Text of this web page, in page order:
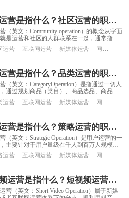
社区运营是指什么？社区运营的职能、工作内容及能力要求
（英文：Community operation）的概念从字面
就是运营和社区的人群联系在一起，通常指的
者向社区消费者所进行......
运营 互联网运营 新媒体运营 网络运营
品类运营是指什么？品类运营的职能、工作内容及能力要求
（英文：CategoryOperation）是指通过一切人
通过规划商品（类目）、商品选品、商品促
动主题等各个维度，提升......
运营 互联网运营 新媒体运营 网络运营
策略运营是指什么？策略运营的职能、工作内容及能力要求
（英文：Strategic Operation）是用户运营的一
主要针对于用户量级在千人到百万人规模的
通过数据分析、调研......
运营 互联网运营 新媒体运营 网络运营
短视频运营是指什么？短视频运营的职责、工作内容及能力要求
营（英文：Short Video Operation）属于新媒